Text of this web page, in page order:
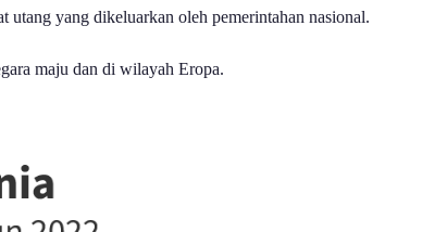
utang yang dikeluarkan oleh pemerintahan nasional.
maju dan di wilayah Eropa.